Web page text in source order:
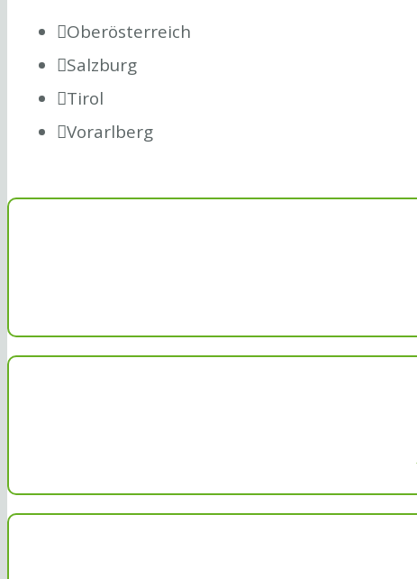
Oberösterreich
Salzburg
Tirol
Vorarlberg